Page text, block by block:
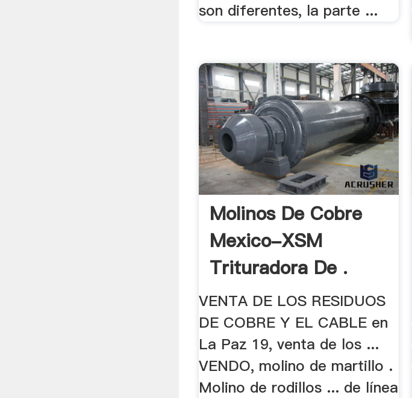
son diferentes, la parte ...
Molinos De Cobre
Mexico-XSM
Trituradora De .
VENTA DE LOS RESIDUOS
DE COBRE Y EL CABLE en
La Paz 19, venta de los ...
VENDO, molino de martillo .
Molino de rodillos ... de línea